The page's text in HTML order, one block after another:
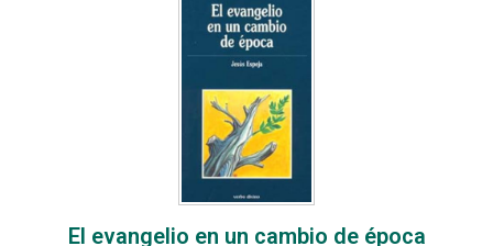
El evangelio en un cambio de época